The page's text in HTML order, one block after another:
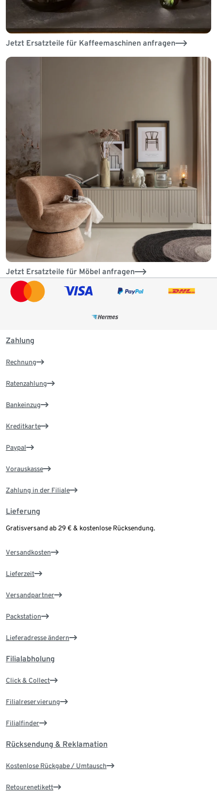
Jetzt Ersatzteile für Kaffeemaschinen anfragen
Jetzt Ersatzteile für Möbel anfragen
Zahlung
Rechnung
Ratenzahlung
Bankeinzug
Kreditkarte
Paypal
Vorauskasse
Zahlung in der Filiale
Lieferung
Gratisversand ab 29 € & kostenlose Rücksendung.
Versandkosten
Lieferzeit
Versandpartner
Packstation
Lieferadresse ändern
Filialabholung
Click & Collect
Filialreservierung
Filialfinder
Rücksendung & Reklamation
Kostenlose Rückgabe / Umtausch
Retourenetikett